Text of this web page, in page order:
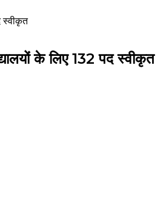
स्वीकृत
के लिए 132 पद स्वीकृत